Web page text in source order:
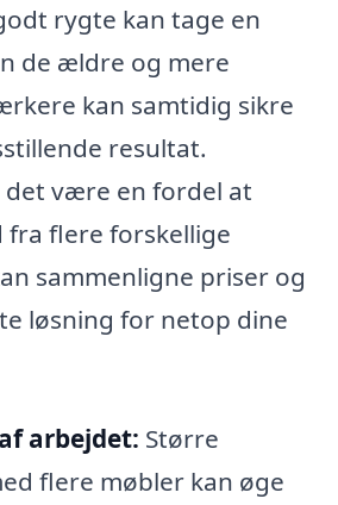
rygte kan tage en
de ældre og mere
kan samtidig sikre
resultat.
det være en fordel at
flere forskellige
sammenligne priser og
løsning for netop dine
arbejdet: Større
flere møbler kan øge